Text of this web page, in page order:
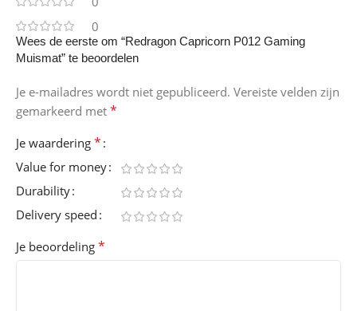
0
Wees de eerste om “Redragon Capricorn P012 Gaming
Muismat” te beoordelen
Je e-mailadres wordt niet gepubliceerd. Vereiste velden zijn
gemarkeerd met *
Je waardering *
Value for money
Durability
Delivery speed
Je beoordeling *